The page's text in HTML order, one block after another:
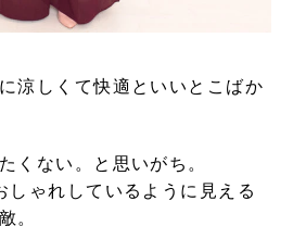
涼しくて快適といいとこばか
くない。と思いがち。
しゃれしているように見える
。